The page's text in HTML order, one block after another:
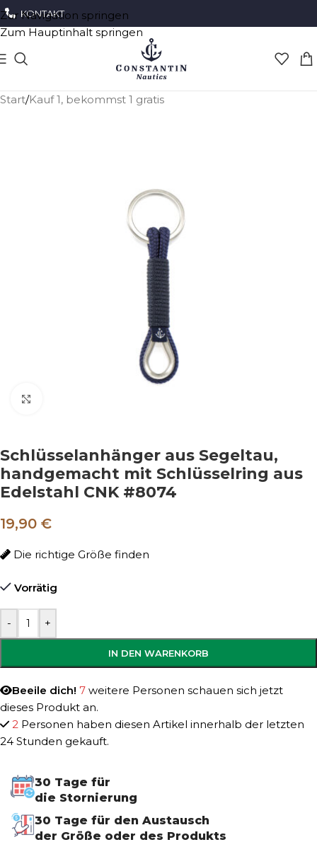
Zur Navigation springen
Zum Hauptinhalt springen
KONTAKT
Start/Kauf 1, bekommst 1 gratis
Schlüsselanhänger aus Segeltau,
handgemacht mit Schlüsselring aus
Edelstahl CNK #8074
19,90 €
Die richtige Größe finden
Vorrätig
- +
IN DEN WARENKORB
Beeile dich! 7 weitere Personen schauen sich jetzt
dieses Produkt an.
2 Personen haben diesen Artikel innerhalb der letzten
24 Stunden gekauft.
30 Tage für
die Stornierung
30 Tage für den Austausch
der Größe oder des Produkts